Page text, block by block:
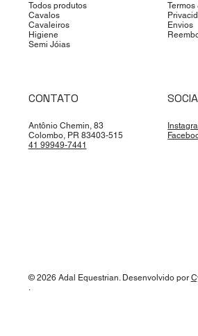
Todos produtos
Cavalos
Cavaleiros
Higiene
Semi Jóias
Envios
CONTATO
Antônio Chemin, 83
Colombo, PR 83403-515
41 99949-7441
© 2026 Adal Equestrian. Desenvolvido por
.